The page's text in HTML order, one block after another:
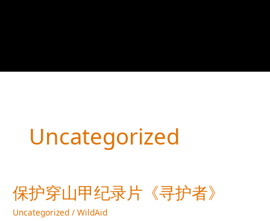
Uncategorized
保护穿山甲纪录片《寻护者》
Uncategorized /WildAid
保
护
穿